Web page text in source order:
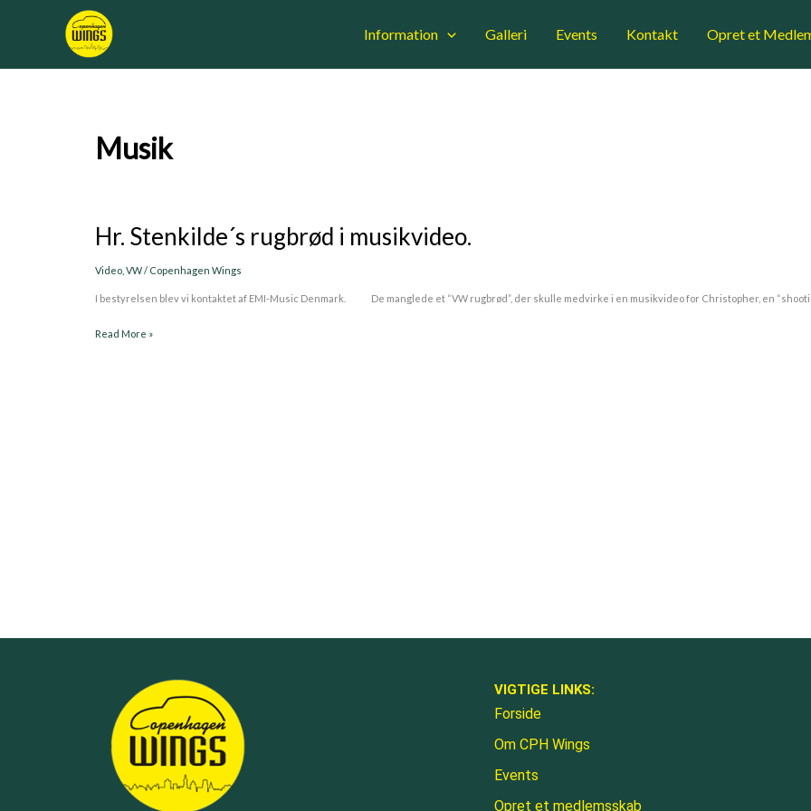
Information Galleri Events Kontakt Opret et
Musik
Hr. Stenkilde´s rugbrød i musikvideo.
Video VW/ Copenhagen Wings
I bestyrelsen blev vi kontaktet af EMI-Music Denmark. De manglede et “VW rugbrød”, der skulle medvirke i en musikvideo for Christopher, en
Hr.
´s
musikvideo.
Read More »
VIGTIGE LINKS:
Forside
Om CPH Wings
Events
Opret et medlemsskab